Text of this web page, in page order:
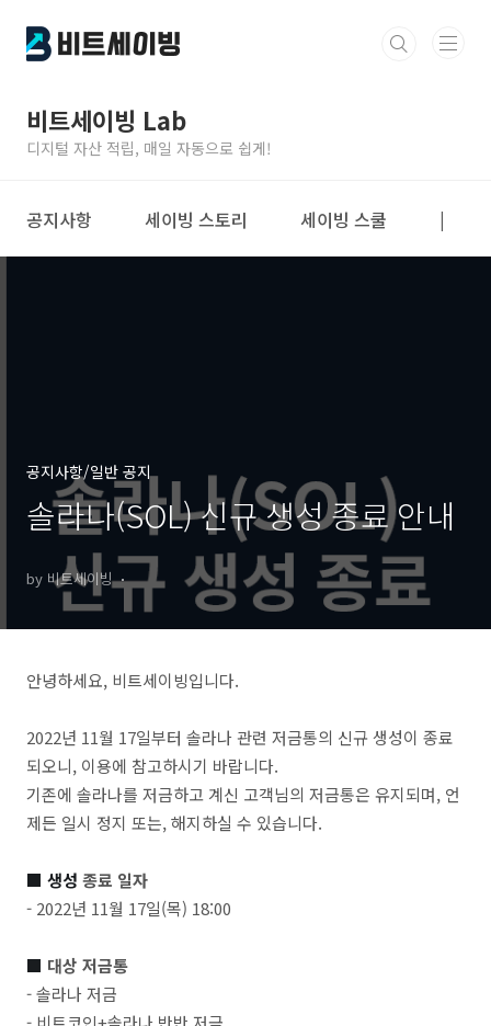
비트세이빙 Lab
디지털 자산 적립, 매일 자동으로 쉽게!
공지사항 세이빙 스토리 세이빙 스쿨 |
공지사항/일반 공지
솔라나(SOL) 신규 생성 종료 안내
by 비트세이빙
안녕하세요, 비트세이빙입니다.
2022년 11월 17일부터 솔라나 관련 저금통의 신규생성이 종료
되오니, 이용에 참고하시기 바랍니다.
기존에 솔라나를 저금하고 계신 고객님의 저금통은 유지되며, 언
제든 일시 정지 또는,해지하실 수 있습니다.
■ 생성 종료 일자
- 2022년 11월 17일(목) 18:00
■ 대상 저금통
-솔라나 저금